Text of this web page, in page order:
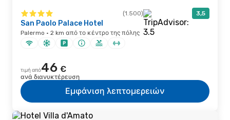
(1.500) 3,5
San Paolo Palace Hotel
Palermo · 2 km από το κέντρο της πόλης
τιμή από46 €
ανά διανυκτέρευση
Εμφάνιση λεπτομερειών